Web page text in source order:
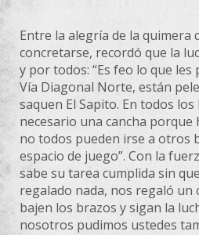
Entre la alegría de la quimera
concretarse, recordó que la
y por todos: “Es feo lo que les
Vía Diagonal Norte, están
saquen El Sapito. En todos
necesario una cancha porque
no todos pueden irse a otros
espacio de juego”. Con la
sabe su tarea cumplida sin
regalado nada, nos regaló un
bajen los brazos y sigan la
nosotros pudimos ustedes